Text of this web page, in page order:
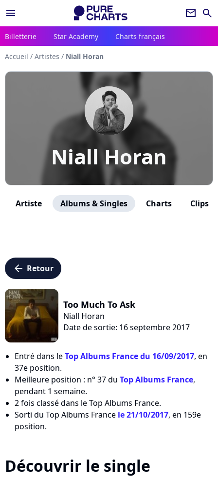
menu newsletter search
Billetterie Star Academy Charts français
Accueil / Artistes / Niall Horan
Niall Horan
Artiste Albums & Singles Charts Clips
arrow_left Retour
Too Much To Ask
Niall Horan
Date de sortie: 16 septembre 2017
Entré dans leTop Albums France du 16/09/2017, en
37e position.
Meilleure position : n° 37 du Top Albums France,
pendant 1 semaine.
2 fois classé dans le Top Albums France.
Sorti du Top Albums France le 21/10/2017, en 159e
position.
Découvrir le single